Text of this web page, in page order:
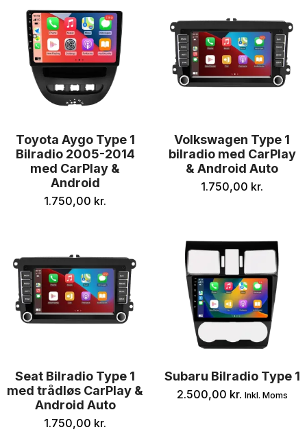
Toyota Aygo Type 1
Bilradio 2005-2014
med CarPlay &
Android
1.750,00 kr.
Volkswagen Type 1
bilradio med CarPlay
& Android Auto
1.750,00 kr.
Seat Bilradio Type 1
med trådløs CarPlay &
Android Auto
1.750,00 kr.
Subaru Bilradio Type 1
2.500,00 kr. Inkl. Moms